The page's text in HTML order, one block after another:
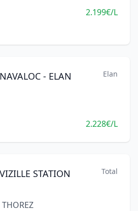
2.199€/L
- ELAN Elan
2.228€/L
STATION
Total